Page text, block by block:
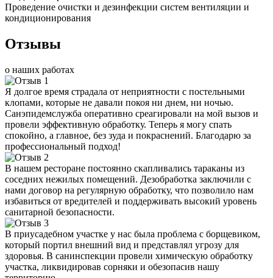
Проведение очистки и дезинфекции систем вентиляции и
кондиционирования
Отзывы
о наших работах
Я долгое время страдала от неприятности с постельными
клопами, которые не давали покоя ни днем, ни ночью.
Санэпидемслужба оперативно среагировали на мой вызов и
провели эффективную обработку. Теперь я могу спать
спокойно, а главное, без зуда и покраснений. Благодарю за
профессиональный подход!
В нашем ресторане постоянно скапливались тараканы из
соседних нежилых помещений. Дезобработка заключили с
нами договор на регулярную обработку, что позволило нам
избавиться от вредителей и поддерживать высокий уровень
санитарной безопасности.
В приусадебном участке у нас была проблема с борщевиком,
который портил внешний вид и представлял угрозу для
здоровья. В санинспекции провели химическую обработку
участка, ликвидировав сорняки и обезопасив нашу